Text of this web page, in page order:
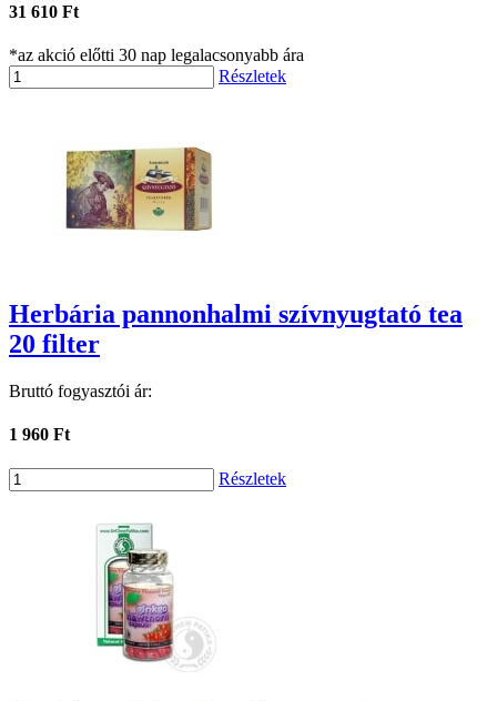
31 610 Ft
*az akció előtti 30 nap legalacsonyabb ára
Részletek
Herbária pannonhalmi szívnyugtató tea
20 filter
Bruttó fogyasztói ár:
1 960 Ft
Részletek